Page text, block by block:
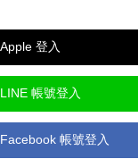
登入
帳號登入
帳號登入